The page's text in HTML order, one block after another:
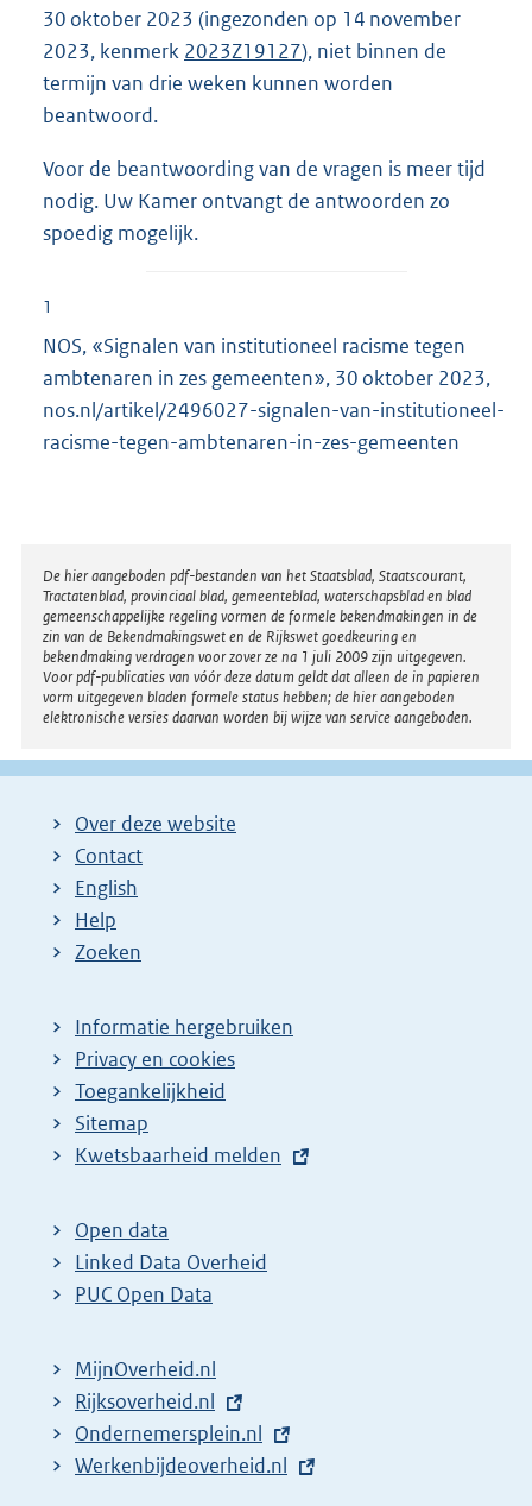
30 oktober 2023 (ingezonden op 14 november
2023, kenmerk 2023Z19127), niet binnen de
termijn van drie weken kunnen worden
beantwoord.
Voor de beantwoording van de vragen is meer tijd
nodig. Uw Kamer ontvangt de antwoorden zo
spoedig mogelijk.
1
NOS, «Signalen van institutioneel racisme tegen
ambtenaren in zes gemeenten», 30 oktober 2023,
nos.nl/artikel/2496027-signalen-van-institutioneel-
racisme-tegen-ambtenaren-in-zes-gemeenten
Disclaimer
De hier aangeboden pdf-bestanden van het Staatsblad, Staatscourant,
Tractatenblad, provinciaal blad, gemeenteblad, waterschapsblad en blad
gemeenschappelijke regeling vormen de formele bekendmakingen in de
zin van de Bekendmakingswet en de Rijkswet goedkeuring en
bekendmaking verdragen voor zover ze na 1 juli 2009 zijn uitgegeven.
Voor pdf-publicaties van vóór deze datum geldt dat alleen de in papieren
vorm uitgegeven bladen formele status hebben; de hier aangeboden
elektronische versies daarvan worden bij wijze van service aangeboden.
Over deze website
Contact
English
Help
Zoeken
Informatie hergebruiken
Privacy en cookies
Toegankelijkheid
Sitemap
E
t
e
r
l
i
n
k
Kwetsbaarheid melden
Open data
Linked Data Overheid
PUC Open Data
MijnOverheid.nl
E
x
t
Rijksoverheid.nl
E
x
Ondernemersplein.nl
E
Werkenbijdeoverheid.nl